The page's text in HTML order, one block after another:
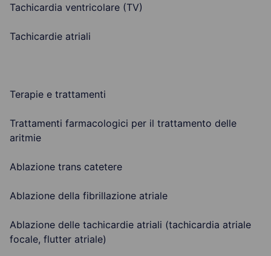
Tachicardia ventricolare (TV)
Tachicardie atriali
Terapie e trattamenti
Trattamenti farmacologici per il trattamento delle
aritmie
Ablazione trans catetere
Ablazione della fibrillazione atriale
Ablazione delle tachicardie atriali (tachicardia atriale
focale, flutter atriale)